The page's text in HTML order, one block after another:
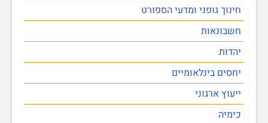
חינוך גופני ומדעי הספורט
חשבונאות
יהדות
יחסים בינלאומיים
ייעוץ ארגוני
כימיה